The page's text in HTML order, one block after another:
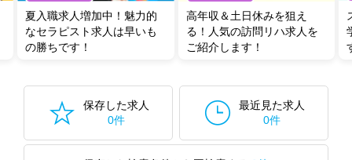
夏入職求人増加中！魅力的
なセラピスト求人は早いも
の勝ちです！
高年収＆土日休みを狙え
る！人気の訪問リハ求人を
ご紹介します！
保存した求人
0件
最近見た求人
0件